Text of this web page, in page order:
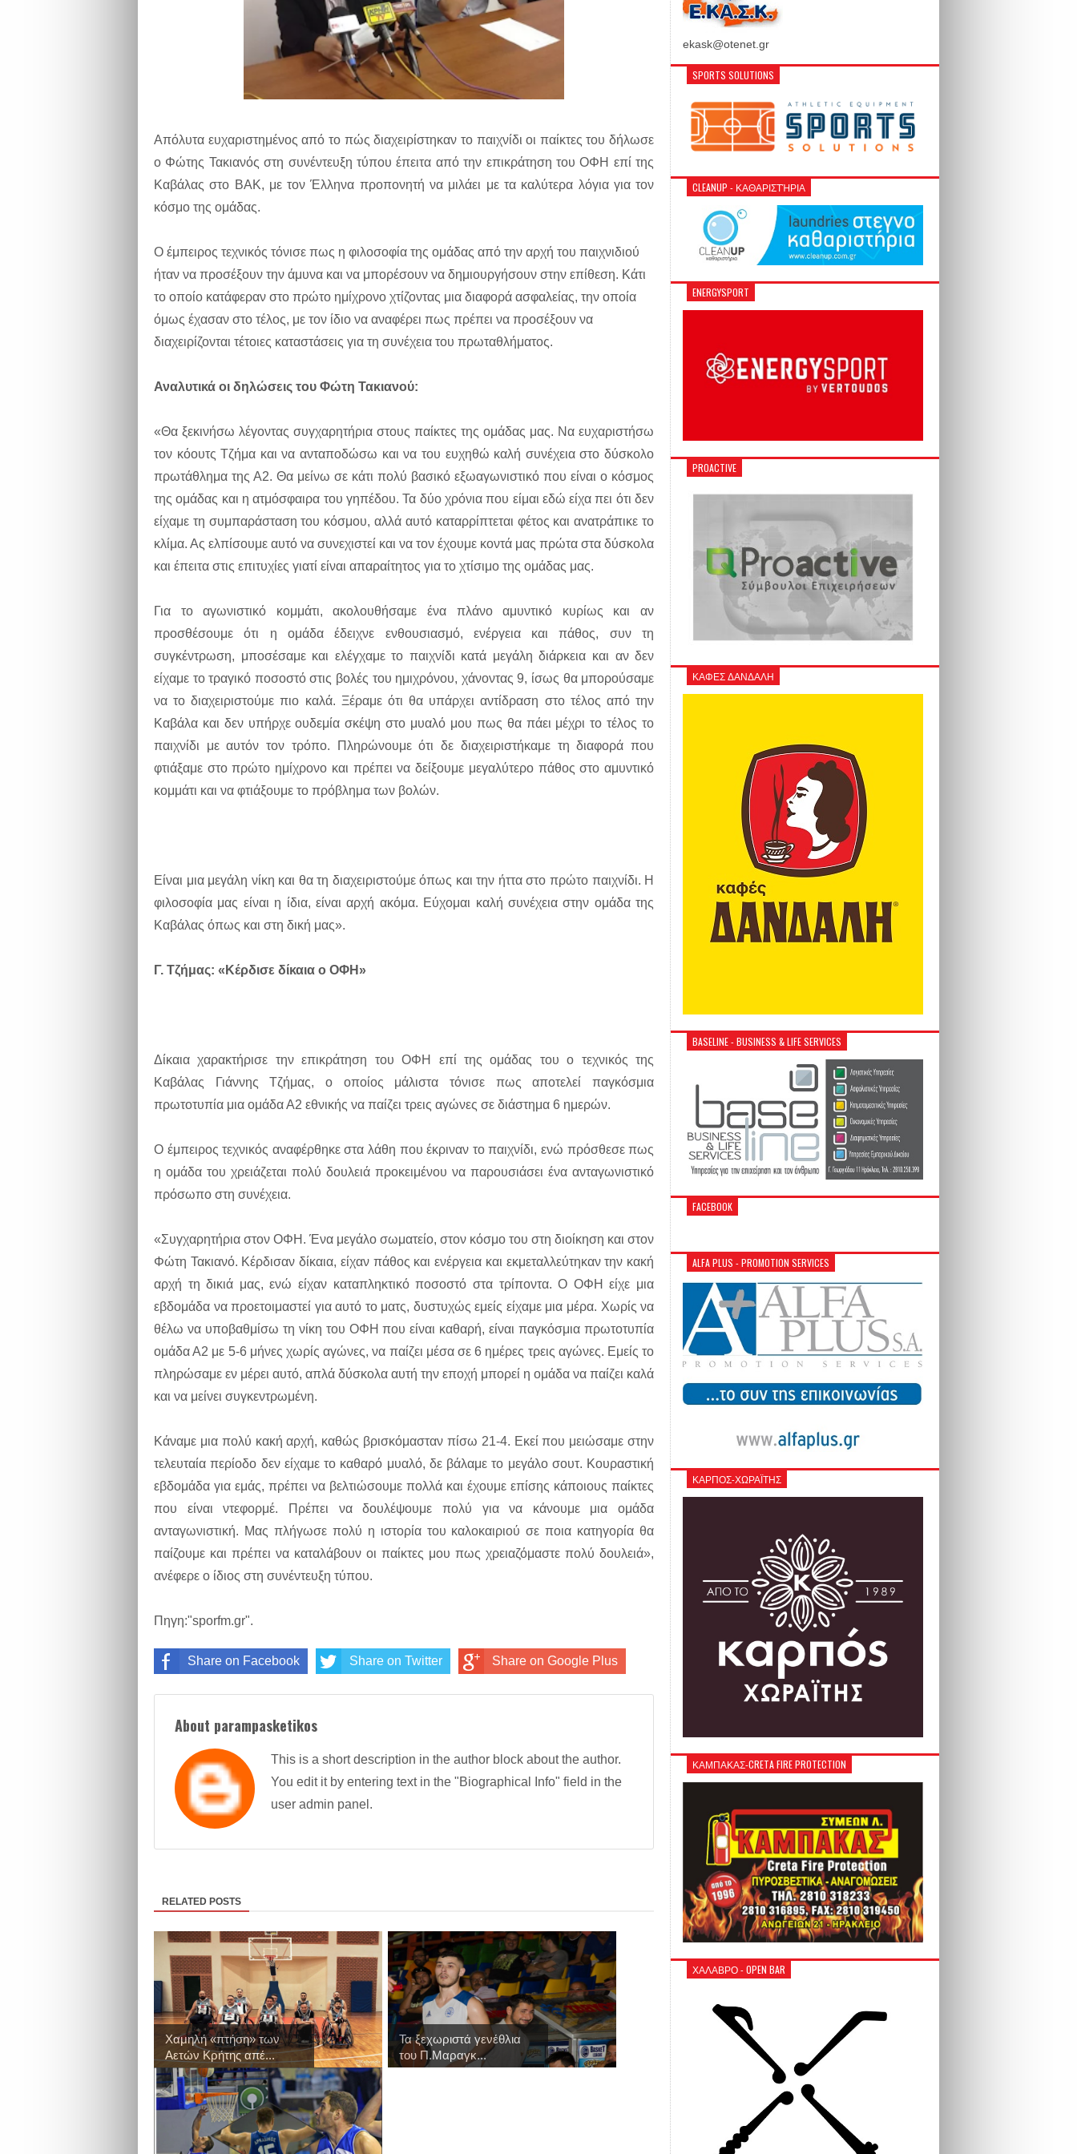
Απόλυτα ευχαριστημένος από το πώς διαχειρίστηκαν το παιχνίδι οι παίκτες του δήλωσε
ο Φώτης Τακιανός στη συνέντευξη τύπου έπειτα από την επικράτηση του ΟΦΗ επί της
Καβάλας στο ΒΑΚ, με τον Έλληνα προπονητή να μιλάει με τα καλύτερα λόγια για τον
κόσμο της ομάδας.
Ο έμπειρος τεχνικός τόνισε πως η φιλοσοφία της ομάδας από την αρχή του παιχνιδιού
ήταν να προσέξουν την άμυνα και να μπορέσουν να δημιουργήσουν στην επίθεση. Κάτι
το οποίο κατάφεραν στο πρώτο ημίχρονο χτίζοντας μια διαφορά ασφαλείας, την οποία
όμως έχασαν στο τέλος, με τον ίδιο να αναφέρει πως πρέπει να προσέξουν να
διαχειρίζονται τέτοιες καταστάσεις για τη συνέχεια του πρωταθλήματος.
Αναλυτικά οι δηλώσεις του Φώτη Τακιανού:
«Θα ξεκινήσω λέγοντας συγχαρητήρια στους παίκτες της ομάδας μας. Να ευχαριστήσω
τον κόουτς Τζήμα και να ανταποδώσω και να του ευχηθώ καλή συνέχεια στο δύσκολο
πρωτάθλημα της Α2. Θα μείνω σε κάτι πολύ βασικό εξωαγωνιστικό που είναι ο κόσμος
της ομάδας και η ατμόσφαιρα του γηπέδου. Τα δύο χρόνια που είμαι εδώ είχα πει ότι δεν
είχαμε τη συμπαράσταση του κόσμου, αλλά αυτό καταρρίπτεται φέτος και ανατράπικε το
κλίμα. Ας ελπίσουμε αυτό να συνεχιστεί και να τον έχουμε κοντά μας πρώτα στα δύσκολα
και έπειτα στις επιτυχίες γιατί είναι απαραίτητος για το χτίσιμο της ομάδας μας.
Για το αγωνιστικό κομμάτι, ακολουθήσαμε ένα πλάνο αμυντικό κυρίως και αν
προσθέσουμε ότι η ομάδα έδειχνε ενθουσιασμό, ενέργεια και πάθος, συν τη
συγκέντρωση, μποσέσαμε και ελέγχαμε το παιχνίδι κατά μεγάλη διάρκεια και αν δεν
είχαμε το τραγικό ποσοστό στις βολές του ημιχρόνου, χάνοντας 9, ίσως θα μπορούσαμε
να το διαχειριστούμε πιο καλά. Ξέραμε ότι θα υπάρχει αντίδραση στο τέλος από την
Καβάλα και δεν υπήρχε ουδεμία σκέψη στο μυαλό μου πως θα πάει μέχρι το τέλος το
παιχνίδι με αυτόν τον τρόπο. Πληρώνουμε ότι δε διαχειριστήκαμε τη διαφορά που
φτιάξαμε στο πρώτο ημίχρονο και πρέπει να δείξουμε μεγαλύτερο πάθος στο αμυντικό
κομμάτι και να φτιάξουμε το πρόβλημα των βολών.
Είναι μια μεγάλη νίκη και θα τη διαχειριστούμε όπως και την ήττα στο πρώτο παιχνίδι. Η
φιλοσοφία μας είναι η ίδια, είναι αρχή ακόμα. Εύχομαι καλή συνέχεια στην ομάδα της
Καβάλας όπως και στη δική μας».
Γ. Τζήμας: «Κέρδισε δίκαια ο ΟΦΗ»
Δίκαια χαρακτήρισε την επικράτηση του ΟΦΗ επί της ομάδας του ο τεχνικός της
Καβάλας Γιάννης Τζήμας, ο οποίος μάλιστα τόνισε πως αποτελεί παγκόσμια
πρωτοτυπία μια ομάδα Α2 εθνικής να παίζει τρεις αγώνες σε διάστημα 6 ημερών.
Ο έμπειρος τεχνικός αναφέρθηκε στα λάθη που έκριναν το παιχνίδι, ενώ πρόσθεσε πως
η ομάδα του χρειάζεται πολύ δουλειά προκειμένου να παρουσιάσει ένα ανταγωνιστικό
πρόσωπο στη συνέχεια.
«Συγχαρητήρια στον ΟΦΗ. Ένα μεγάλο σωματείο, στον κόσμο του στη διοίκηση και στον
Φώτη Τακιανό. Κέρδισαν δίκαια, είχαν πάθος και ενέργεια και εκμεταλλεύτηκαν την κακή
αρχή τη δικιά μας, ενώ είχαν καταπληκτικό ποσοστό στα τρίποντα. Ο ΟΦΗ είχε μια
εβδομάδα να προετοιμαστεί για αυτό το ματς, δυστυχώς εμείς είχαμε μια μέρα. Χωρίς να
θέλω να υποβαθμίσω τη νίκη του ΟΦΗ που είναι καθαρή, είναι παγκόσμια πρωτοτυπία
ομάδα Α2 με 5-6 μήνες χωρίς αγώνες, να παίζει μέσα σε 6 ημέρες τρεις αγώνες. Εμείς το
πληρώσαμε εν μέρει αυτό, απλά δύσκολα αυτή την εποχή μπορεί η ομάδα να παίζει καλά
και να μείνει συγκεντρωμένη.
Κάναμε μια πολύ κακή αρχή, καθώς βρισκόμασταν πίσω 21-4. Εκεί που μειώσαμε στην
τελευταία περίοδο δεν είχαμε το καθαρό μυαλό, δε βάλαμε το μεγάλο σουτ. Κουραστική
εβδομάδα για εμάς, πρέπει να βελτιώσουμε πολλά και έχουμε επίσης κάποιους παίκτες
που είναι ντεφορμέ. Πρέπει να δουλέψουμε πολύ για να κάνουμε μια ομάδα
ανταγωνιστική. Μας πλήγωσε πολύ η ιστορία του καλοκαιριού σε ποια κατηγορία θα
παίζουμε και πρέπει να καταλάβουν οι παίκτες μου πως χρειαζόμαστε πολύ δουλειά»,
ανέφερε ο ίδιος στη συνέντευξη τύπου.
Πηγη:"sporfm.gr".
Share on Facebook Share on Twitter Share on Google Plus
About parampasketikos
This is a short description in the author block about the author.
You edit it by entering text in the "Biographical Info" field in the
user admin panel.
RELATED POSTS
Χαμηλή «πτήση» των
Αετών Κρήτης απέ...
Τα ξεχωριστά γενέθλια
του Π.Μαραγκ...
ekask@otenet.gr
SPORTS SOLUTIONS
CLEANUP - ΚΑΘΑΡΙΣΤΉΡΙΑ
ENERGYSPORT
PROACTIVE
ΚΑΦΕΣ ΔΑΝΔΑΛΗ
BASELINE - BUSINESS & LIFE SERVICES
FACEBOOK
ALFA PLUS - PROMOTION SERVICES
ΚΑΡΠΟΣ-ΧΩΡΑΪΤΗΣ
ΚΑΜΠΑΚΑΣ-CRETA FIRE PROTECTION
ΧΑΛΑΒΡΟ - OPEN BAR